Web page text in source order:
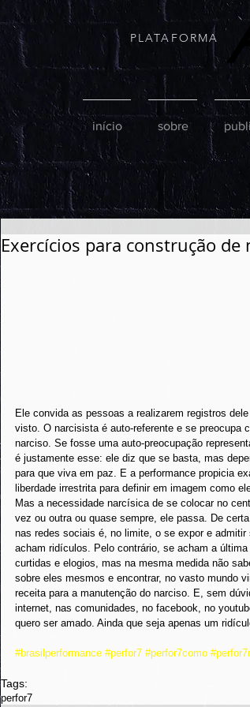
PLATAFORMA
início sobre
Exercícios para construção de
Ele convida as pessoas a realizarem registros
visto. O narcisista é auto-referente e se preocupa
narciso. Se fosse uma auto-preocupação
é justamente esse: ele diz que se basta, mas
para que viva em paz. E a performance propicia
liberdade irrestrita para definir em imagem como
Mas a necessidade narcísica de se colocar no
vez ou outra ou quase sempre, ele passa. De
nas redes sociais é, no limite, o se expor e
acham ridículos. Pelo contrário, se acham a
curtidas e elogios, mas na mesma medida não
sobre eles mesmos e encontrar, no vasto mundo
receita para a manutenção do narciso. E, sem
internet, nas comunidades, no facebook, no
quero ser amado. Ainda que seja apenas um
#brasilperformance #perfor7 #perfor7como
Tags:
perfor7